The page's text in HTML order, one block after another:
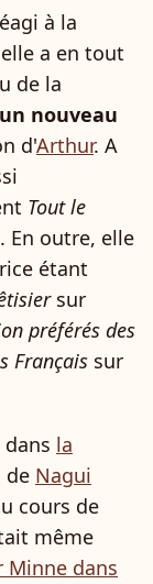
à la
a en tout
de la
un nouveau
d'Arthur. A
Tout le
En outre, elle
étant
sur
préférés des
Français sur
la
de Nagui
cours de
même
Minne dans